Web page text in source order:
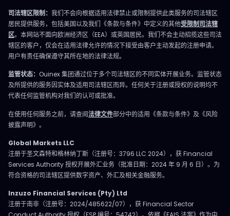
司法辖区限制： 我们不会向根据适用法律禁止或限制提供此类服务的司法辖区
居民提供服务，包括美国以及我们《条款与条件》中定义的其他受限制司法辖
区。本网站不面向欧洲经济区（EEA）或英国居民。我们不会主动招揽这些司法
辖区的客户，仅会在适用法律允许的情况下接受由客户主动发起的注册申请。
用户有责任确保遵守其所在地的法律法规。
监管状态： Ouinex 集团通过位于多个司法辖区的不同实体开展业务。监管状态
及所提供的服务因实体及适用司法辖区而异。任何关于注册或授权的说明均不
代表任何监管机构对我们的认可或批准。
在使用任何服务之前，请查阅法律文件部分中的适用《条款与条件》及《风险
披露声明》。
Global Markets LLC
注册于圣文森特和格林纳丁斯（注册号：3796 LLC 2024），获 Financial
Services Authority 授权开展外汇业务（批准日期：2024 年 9 月 6 日）。为
符合资格的司法辖区提供数字资产、外汇及相关金融服务。
Inzuzo Financial Services (Pty) Ltd
注册于南非（注册号：2024/485622/07），获 Financial Sector